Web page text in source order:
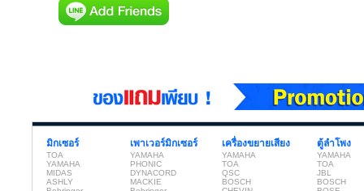
มิกเซอร์
TOA
YAMAHA
MIDAS
ASHLY
เพาเวอร์มิกเซอร์
YAMAHA
PHONIC
DYNACORD
MACKIE
เครื่องขยายเสียง
YAMAHA
TOA
QSC
BOSCH
ตู้ลำโพง
YAMAHA
TOA
JBL
BOSCH